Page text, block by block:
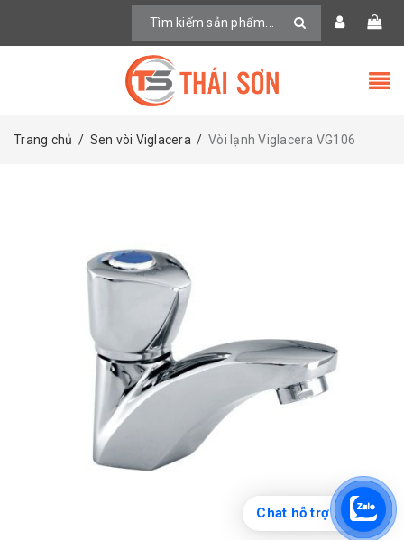
Trang chủ / Sen vòi Viglacera / Vòi lạnh Viglacera VG106
Chat hỗ trợ